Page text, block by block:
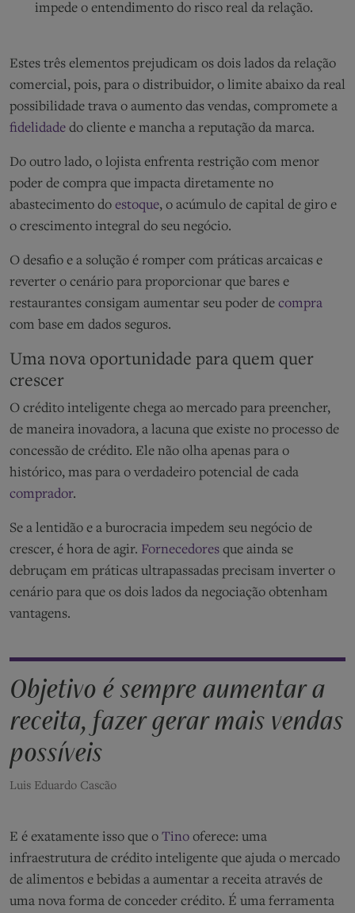
impede o entendimento do risco real da relação.
Estes três elementos prejudicam os dois lados da relação
comercial, pois, para o distribuidor, o limite abaixo da real
possibilidade trava o aumento das vendas, compromete a
fidelidade do cliente e mancha a reputação da marca.
Do outro lado, o lojista enfrenta restrição com menor
poder de compra que impacta diretamente no
abastecimento do estoque, o acúmulo de capital de giro e
o crescimento integral do seu negócio.
O desafio e a solução é romper com práticas arcaicas e
reverter o cenário para proporcionar que bares e
restaurantes consigam aumentar seu poder de compra
com base em dados seguros.
Uma nova oportunidade para quem quer
crescer
O crédito inteligente chega ao mercado para preencher,
de maneira inovadora, a lacuna que existe no processo de
concessão de crédito. Ele não olha apenas para o
histórico, mas para o verdadeiro potencial de cada
comprador.
Se a lentidão e a burocracia impedem seu negócio de
crescer, é hora de agir. Fornecedores que ainda se
debruçam em práticas ultrapassadas precisam inverter o
cenário para que os dois lados da negociação obtenham
vantagens.
Objetivo é sempre aumentar a
receita, fazer gerar mais vendas
possíveis
Luis Eduardo Cascão
E é exatamente isso que o Tino oferece: uma
infraestrutura de crédito inteligente que ajuda o mercado
de alimentos e bebidas a aumentar a receita através de
uma nova forma de conceder crédito. É uma ferramenta